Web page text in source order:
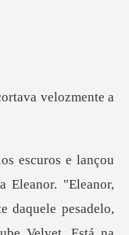
v
Eleanor. "Eleanor,
daquele pesadelo,